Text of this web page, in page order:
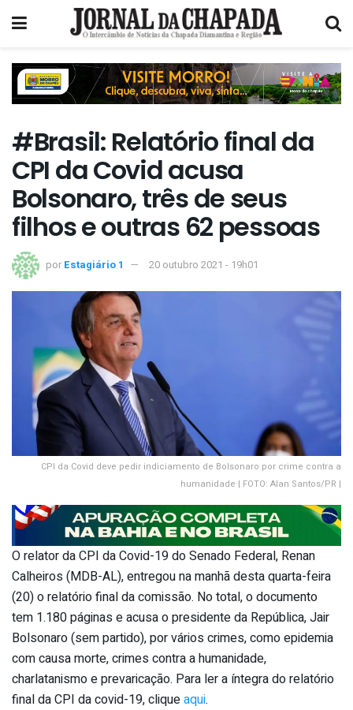
#Brasil: Relatório final da
CPI da Covid acusa
Bolsonaro, três de seus
filhos e outras 62 pessoas
por Estagiário 1 20 outubro 2021 - 19h01
CPI da Covid deve pedir indiciamento de Bolsonaro por crime contra a
humanidade | FOTO: Alan Santos/PR |
O relator da CPI da Covid-19 do Senado Federal, Renan
Calheiros (MDB-AL), entregou na manhã desta quarta-feira
(20) o relatório final da comissão. No total, o documento
tem 1.180 páginas e acusa o presidente da República, Jair
Bolsonaro (sem partido), por vários crimes, como epidemia
com causa morte, crimes contra a humanidade,
charlatanismo e prevaricação. Para ler a íntegra do relatório
final da CPI da covid-19, cliqueaqui.